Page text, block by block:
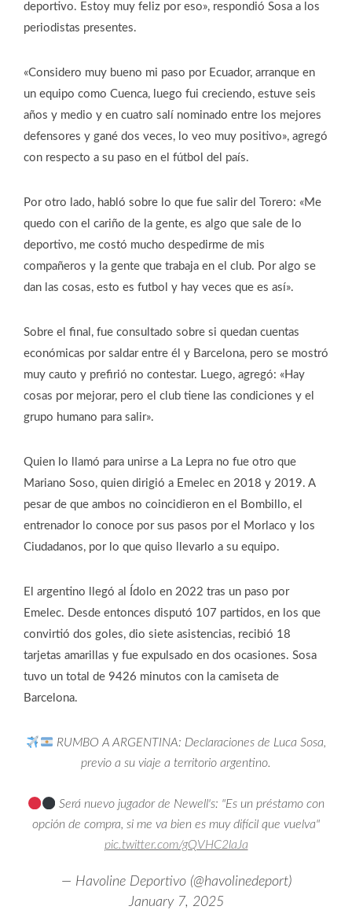
deportivo. Estoy muy feliz por eso», respondió Sosa a los
periodistas presentes.
«Considero muy bueno mi paso por Ecuador, arranque en
un equipo como Cuenca, luego fui creciendo, estuve seis
años y medio y en cuatro salí nominado entre los mejores
defensores y gané dos veces, lo veo muy positivo», agregó
con respecto a su paso en el fútbol del país.
Por otro lado, habló sobre lo que fue salir del Torero: «Me
quedo con el cariño de la gente, es algo que sale de lo
deportivo, me costó mucho despedirme de mis
compañeros y la gente que trabaja en el club. Por algo se
dan las cosas, esto es futbol y hay veces que es así».
Sobre el final, fue consultado sobre si quedan cuentas
económicas por saldar entre él y Barcelona, pero se mostró
muy cauto y prefirió no contestar. Luego, agregó: «Hay
cosas por mejorar, pero el club tiene las condiciones y el
grupo humano para salir».
Quien lo llamó para unirse a La Lepra no fue otro que
Mariano Soso, quien dirigió a Emelec en 2018 y 2019. A
pesar de que ambos no coincidieron en el Bombillo, el
entrenador lo conoce por sus pasos por el Morlaco y los
Ciudadanos, por lo que quiso llevarlo a su equipo.
El argentino llegó al Ídolo en 2022 tras un paso por
Emelec. Desde entonces disputó 107 partidos, en los que
convirtió dos goles, dio siete asistencias, recibió 18
tarjetas amarillas y fue expulsado en dos ocasiones. Sosa
tuvo un total de 9426 minutos con la camiseta de
Barcelona.
RUMBO A ARGENTINA: Declaraciones de Luca Sosa,
previo a su viaje a territorio argentino.
Será nuevo jugador de Newell's: "Es un préstamo con
opción de compra, si me va bien es muy difícil que vuelva"
pic.twitter.com/gQVHC2laJa
— Havoline Deportivo (@havolinedeport)
January 7, 2025